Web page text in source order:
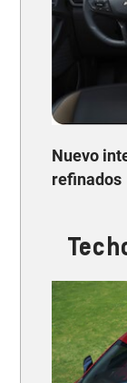
Nuevo
refinados